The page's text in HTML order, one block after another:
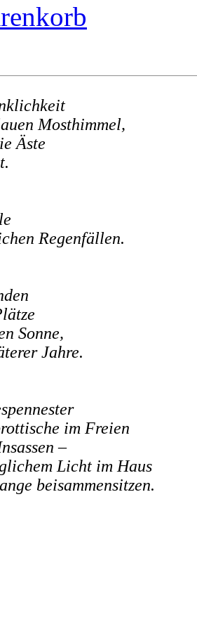
Mosthimmel,
Äste
Regenfällen.
Sonne,
Jahre.
im Freien
–
Licht im Haus
beisammensitzen.